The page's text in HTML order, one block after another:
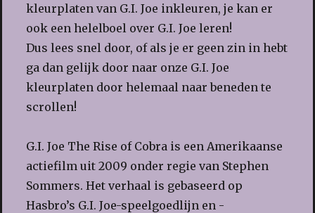
kleurplaten van G.I. Joe inkleuren, je kan er
ook een helelboel over G.I. Joe leren!
Dus lees snel door, of als je er geen zin in hebt
ga dan gelijk door naar onze G.I. Joe
kleurplaten door helemaal naar beneden te
scrollen!
G.I. Joe The Rise of Cobra is een Amerikaanse
actiefilm uit 2009 onder regie van Stephen
Sommers. Het verhaal is gebaseerd op
Hasbro’s G.I. Joe-speelgoedlijn en -